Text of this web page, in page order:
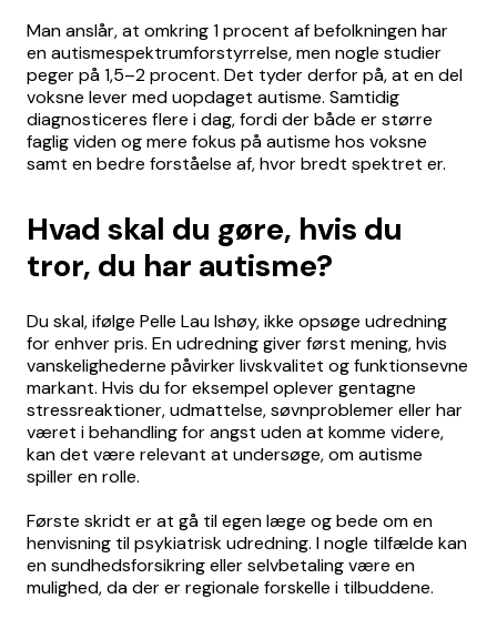
Man anslår, at omkring 1 procent af befolkningen har
en autismespektrumforstyrrelse, men nogle studier
peger på 1,5–2 procent. Det tyder derfor på, at en del
voksne lever med uopdaget autisme. Samtidig
diagnosticeres flere i dag, fordi der både er større
faglig viden og mere fokus på autisme hos voksne
samt en bedre forståelse af, hvor bredt spektret er.
Hvad skal du gøre, hvis du
tror, du har autisme?
Du skal, ifølge Pelle Lau Ishøy, ikke opsøge udredning
for enhver pris. En udredning giver først mening, hvis
vanskelighederne påvirker livskvalitet og funktionsevne
markant. Hvis du for eksempel oplever gentagne
stressreaktioner, udmattelse, søvnproblemer eller har
været i behandling for angst uden at komme videre,
kan det være relevant at undersøge, om autisme
spiller en rolle.
Første skridt er at gå til egen læge og bede om en
henvisning til psykiatrisk udredning. I nogle tilfælde kan
en sundhedsforsikring eller selvbetaling være en
mulighed, da der er regionale forskelle i tilbuddene.